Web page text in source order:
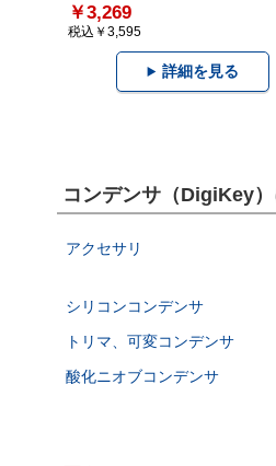
￥3,269
税込￥3,595
詳細を見る
コンデンサ（DigiKey）
アクセサリ
シリコンコンデンサ
トリマ、可変コンデンサ
酸化ニオブコンデンサ